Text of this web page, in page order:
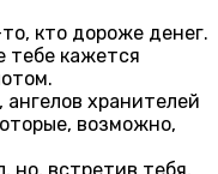
кто дороже денег.
тебе кажется
ангелов хранителей
возможно,